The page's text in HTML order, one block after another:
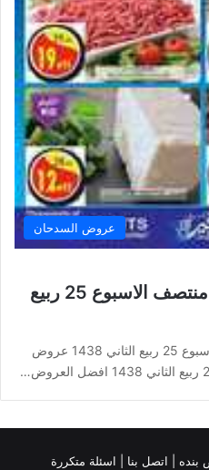
عروض السدحان
عروض السدحان عروض منتصف الاسبوع 25 ربيع
عروض السدحان عروض منتصف الاسبوع 25 ربيع الثاني 1438 عروض
| اتصل بنا | اسئلة متكررة